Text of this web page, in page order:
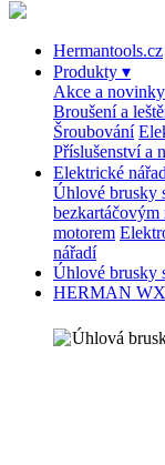
Hermantools.cz
Produkty ▾
Akce a novinky
Broušení a
Šroubování
Příslušenství a
Elektrické
Úhlové brusky
bezkartáčovým
motorem
nářadí
Úhlové brusky
HERMAN